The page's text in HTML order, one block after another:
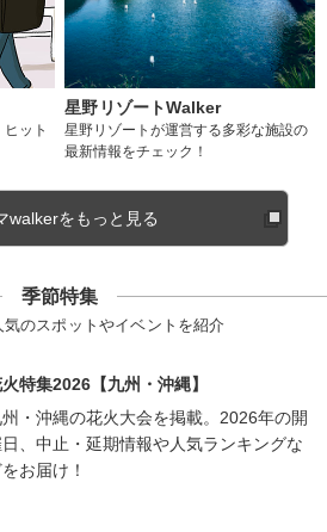
ット
星野リゾートWalker
星野リゾートが運営する多彩な施設の
最新情報をチェック！
walkerをもっと見る
季節特集
のスポットやイベントを紹介
特集2026【九州・沖縄】
州・沖縄の花火大会を掲載。2026年の開
、中止・延期情報や人気ランキングな
をお届け！